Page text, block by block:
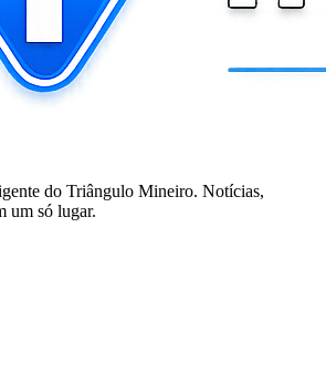
do Triângulo Mineiro. Notícias,
um só lugar.